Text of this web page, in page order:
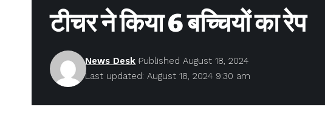
टीचर ने किया 6 बच्चियों का रेप
Last updated: August 18, 2024 9:30 am
News Desk Published August 18, 2024